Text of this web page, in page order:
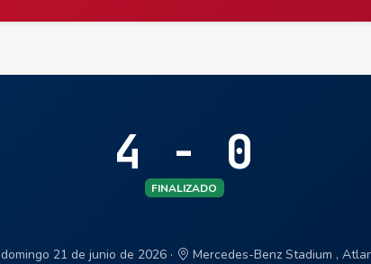
4 - 0
FINALIZADO
domingo 21 de junio de 2026 ·
Mercedes-Benz Stadium ,